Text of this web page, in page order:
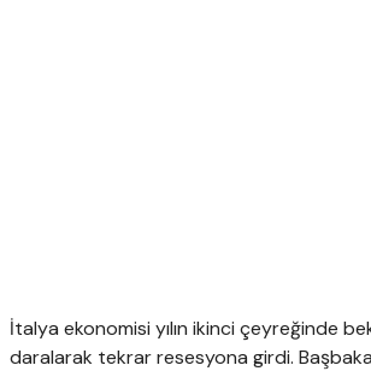
İtalya ekonomisi yılın ikinci çeyreğinde
daralarak tekrar resesyona girdi.